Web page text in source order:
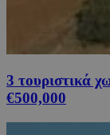
3 τουριστικά
€500,000